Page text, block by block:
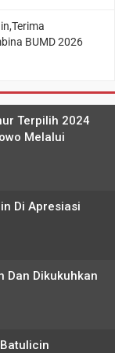
BUMD 2026
Terpilih 2024
Melalui
Di Apresiasi
Dan Dikukuhkan